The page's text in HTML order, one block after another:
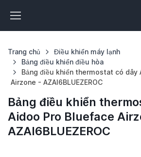
Trang chủ
Điều khiển máy lạnh
Bảng điều khiển điều hòa
Bảng điều khiển thermostat có dây
Airzone - AZAI6BLUEZEROC
Bảng điều khiển
Aidoo Pro Blueface
AZAI6BLUEZEROC